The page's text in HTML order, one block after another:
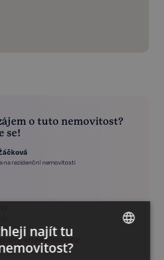
o tuto nemovitost?
se!
na rezidenční nemovitosti
najít tu